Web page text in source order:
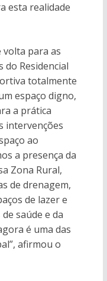
esta realidade
volta para as
do Residencial
totalmente
espaço digno,
a prática
intervenções
ao
a presença da
Zona Rural,
de drenagem,
de lazer e
saúde e da
é uma das
afirmou o